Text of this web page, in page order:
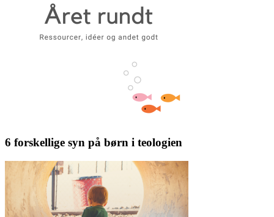
6 forskellige syn på børn i teologien